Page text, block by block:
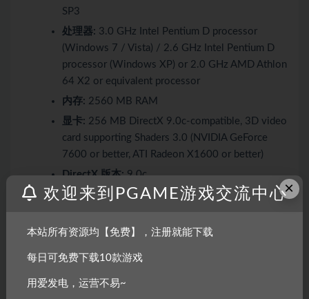
SP3
处理器: 3.0 GHz Intel Pentium D processor
(Windows 7 / Vista) / 2.6 GHz Intel Pentium D
processor (Windows XP) or 2.0 GHz AMD Athlon
64 X2 or equivalent processor
内存: 2560 MB RAM
显卡: 256 MB DirectX 9.0c-compatible, 3D video
card supporting Shaders 3.0 (NVIDIA GeForce
7600 or better, ATI Radeon X1600 or better)
DirectX 版本:9.0c
存储空间:需要 6656 MB 可用空间
附注事项:Onboard (built-in) integrated chipsets
are not supported
×
欢迎来到PGAME游戏交流中心
本站所有资源均【免费】，注册就能下载
每日可免费下载10款游戏
用爱发电，运营不易~